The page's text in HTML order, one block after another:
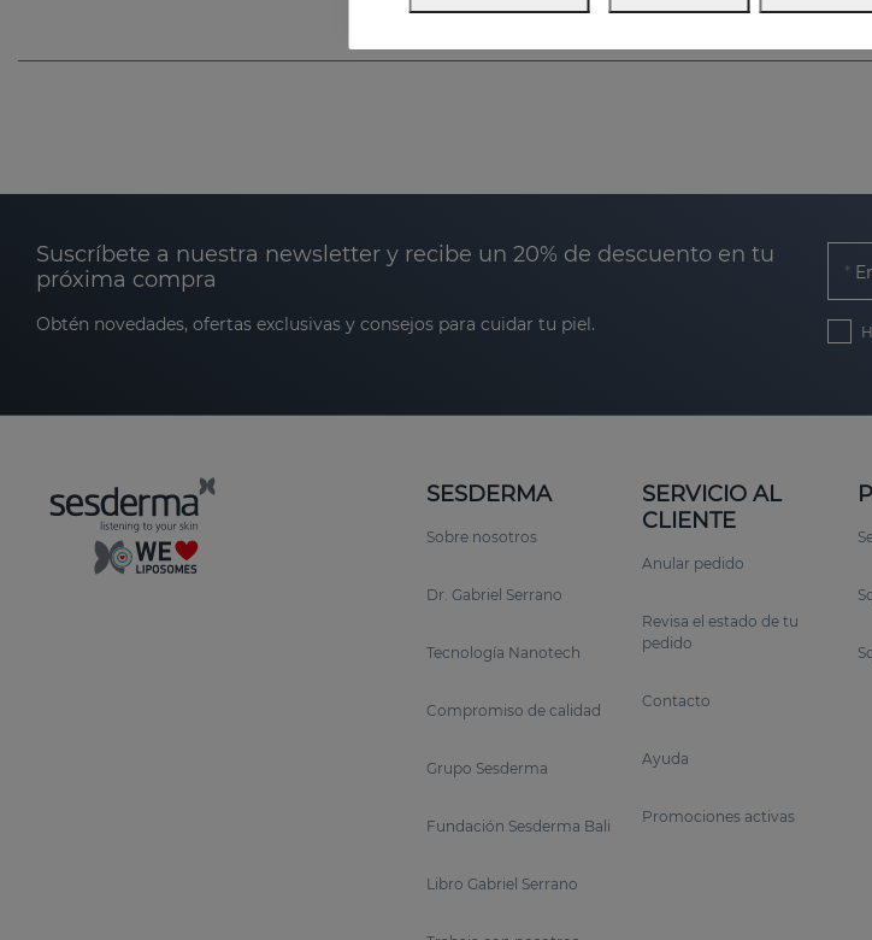
Suscríbete a nuestra newsletter y recibe un 20% de descuento en tu
próxima compra
Obtén novedades, ofertas exclusivas y consejos para cuidar tu piel.
SESDERMA
Sobre nosotros
Dr. Gabriel Serrano
Tecnología Nanotech
Compromiso de calidad
Grupo Sesderma
Fundación Sesderma Bali
Libro Gabriel Serrano
SERVICIO AL
CLIENTE
Anular pedido
Revisa el estado de tu
pedido
Contacto
Ayuda
Promociones activas